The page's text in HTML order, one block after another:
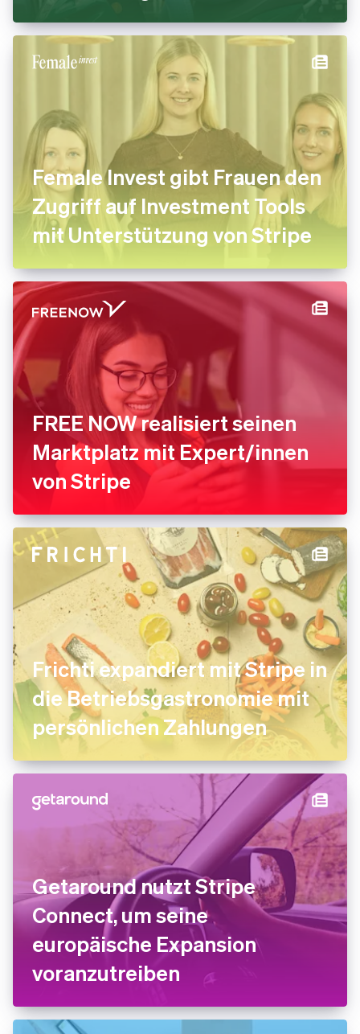
Female Invest gibt Frauen den
Zugriff auf Investment Tools
mit Unterstützung von Stripe
FREE NOW realisiert seinen
Marktplatz mit Expert/innen
von Stripe
Frichti expandiert mit Stripe in
die Betriebsgastronomie mit
persönlichen Zahlungen
Getaround nutzt Stripe
Connect, um seine
europäische Expansion
voranzutreiben